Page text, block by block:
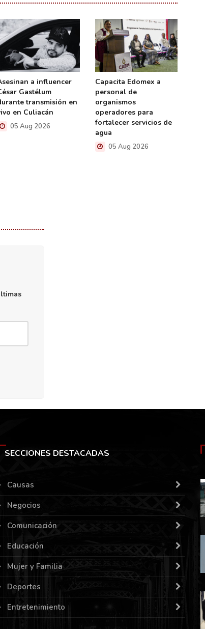
a influencer
Gastélum
transmisión en
en Culiacán
05 Aug 2026
Capacita Edomex a
personal de
organismos
operadores para
fortalecer servicios de
agua
05 Aug 2026
SECCIONES DESTACADAS
Causas
Negocios
Comunicación
Educación
Mujer y Familia
Deportes
Entretenimiento